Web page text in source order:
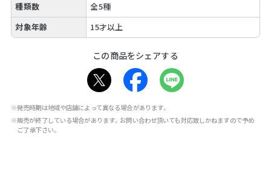
種類数
全5種
対象年齢
15才以上
この商品をシェアする
※発売時期は地域や店舗によって異なる場合があります。
※販売が終了している場合があります。お問い合わせ頂いても対応致しかねますので予め
ご了承下さい。